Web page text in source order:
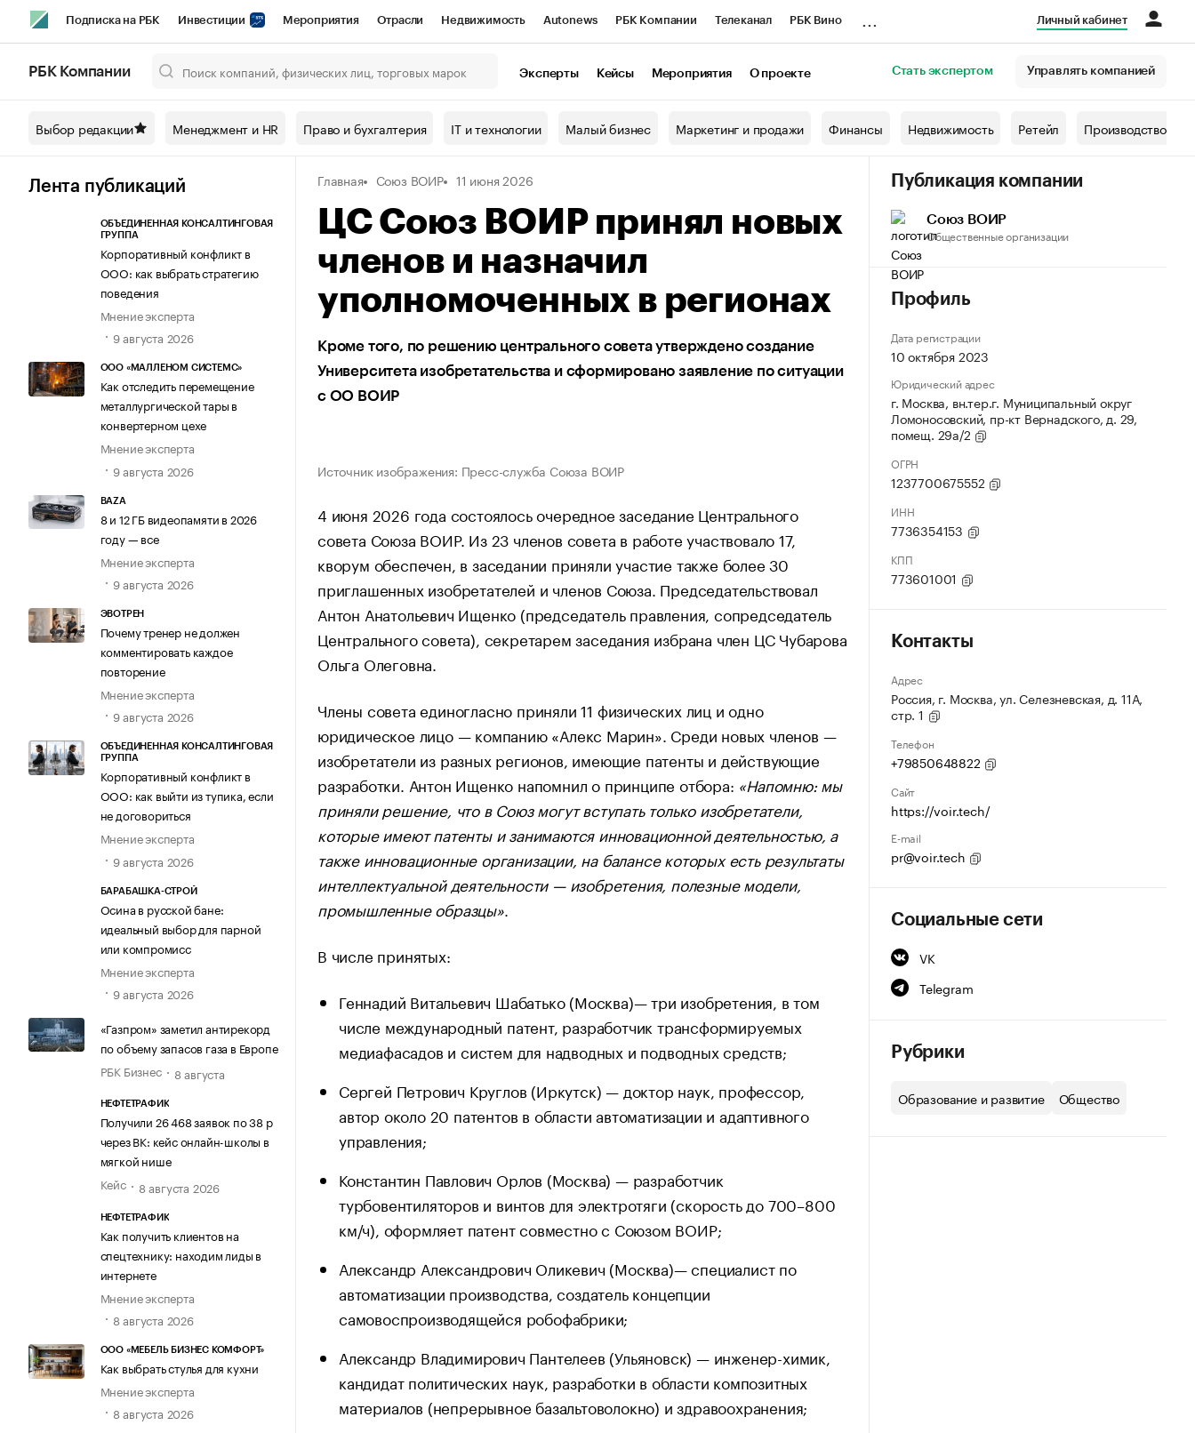
Подписка на РБК Инвестиции Мероприятия Отрасли Недвижимость Autonews РБК Компании Телеканал РБК Вино
Спецпроекты СПб Конференции СПб Спецпроекты Проверка контрагентов
Технологии и медиа Рынок наличной валюты
Личный кабинет
РБК Компании Эксперты Кейсы Мероприятия О проекте Стать экспертом Управлять компанией
Выбор редакции Менеджмент и HR Право и бухгалтерия IT и технологии Малый бизнес Маркетинг и продажи Финансы Недвижимость Ретейл Производство
Лента публикаций
ОБЪЕДИНЕННАЯ КОНСАЛТИНГОВАЯ
ГРУППА
Корпоративный конфликт в
ООО: как выбрать стратегию
поведения
Мнение эксперта
9 августа 2026
ООО «МАЛЛЕНОМ СИСТЕМС»
Как отследить перемещение
металлургической тары в
конвертерном цехе
Мнение эксперта
9 августа 2026
BAZA
8 и 12 ГБ видеопамяти в 2026
году — все
Мнение эксперта
9 августа 2026
ЭВОТРЕН
Почему тренер не должен
комментировать каждое
повторение
Мнение эксперта
9 августа 2026
ОБЪЕДИНЕННАЯ КОНСАЛТИНГОВАЯ
ГРУППА
Корпоративный конфликт в
ООО: как выйти из тупика, если
не договориться
Мнение эксперта
9 августа 2026
БАРАБАШКА-СТРОЙ
Осина в русской бане:
идеальный выбор для парной
или компромисс
Мнение эксперта
9 августа 2026
«Газпром» заметил антирекорд
по объему запасов газа в Европе
РБК Бизнес
8 августа
НЕФТЕТРАФИК
Получили 26 468 заявок по 38 р
через ВК: кейс онлайн-школы в
мягкой нише
Кейс
8 августа 2026
НЕФТЕТРАФИК
Как получить клиентов на
спецтехнику: находим лиды в
интернете
Мнение эксперта
8 августа 2026
ООО «МЕБЕЛЬ БИЗНЕС КОМФОРТ»
Как выбрать стулья для кухни
Мнение эксперта
8 августа 2026
Главная Союз ВОИР 11 июня 2026
ЦС Союз ВОИР принял новых
членов и назначил
уполномоченных в регионах
Кроме того, по решению центрального совета утверждено создание
Университета изобретательства и сформировано заявление по ситуации
с ОО ВОИР
Источник изображения: Пресс-служба Союза ВОИР
4 июня 2026 года состоялось очередное заседание Центрального
совета Союза ВОИР. Из 23 членов совета в работе участвовало 17,
кворум обеспечен, в заседании приняли участие также более 30
приглашенных изобретателей и членов Союза. Председательствовал
Антон Анатольевич Ищенко (председатель правления, сопредседатель
Центрального совета), секретарем заседания избрана член ЦС Чубарова
Ольга Олеговна.
Члены совета единогласно приняли 11 физических лиц и одно
юридическое лицо — компанию «Алекс Марин». Среди новых членов —
изобретатели из разных регионов, имеющие патенты и действующие
разработки. Антон Ищенко напомнил о принципе отбора: «Напомню: мы
приняли решение, что в Союз могут вступать только изобретатели,
которые имеют патенты и занимаются инновационной деятельностью, а
также инновационные организации, на балансе которых есть результаты
интеллектуальной деятельности — изобретения, полезные модели,
промышленные образцы».
В числе принятых:
Геннадий Витальевич Шабатько (Москва)— три изобретения, в том
числе международный патент, разработчик трансформируемых
медиафасадов и систем для надводных и подводных средств;
Сергей Петрович Круглов (Иркутск) — доктор наук, профессор,
автор около 20 патентов в области автоматизации и адаптивного
управления;
Константин Павлович Орлов (Москва) — разработчик
турбовентиляторов и винтов для электротяги (скорость до 700–800
км/ч), оформляет патент совместно с Союзом ВОИР;
Александр Александрович Оликевич (Москва)— специалист по
автоматизации производства, создатель концепции
самовоспроизводящейся робофабрики;
Александр Владимирович Пантелеев (Ульяновск) — инженер-химик,
кандидат политических наук, разработки в области композитных
материалов (непрерывное базальтоволокно) и здравоохранения;
Публикация компании
Союз ВОИР
Общественные организации
Профиль
Дата регистрации
10 октября 2023
Юридический адрес
г. Москва, вн.тер.г. Муниципальный округ
Ломоносовский, пр-кт Вернадского, д. 29,
помещ. 29а/2
ОГРН
1237700675552
ИНН
7736354153
КПП
773601001
Контакты
Адрес
Россия, г. Москва, ул. Селезневская, д. 11А,
стр. 1
Телефон
+79850648822
Сайт
https://voir.tech/
E-mail
pr@voir.tech
Социальные сети
VK
Telegram
Рубрики
Образование и развитие Общество